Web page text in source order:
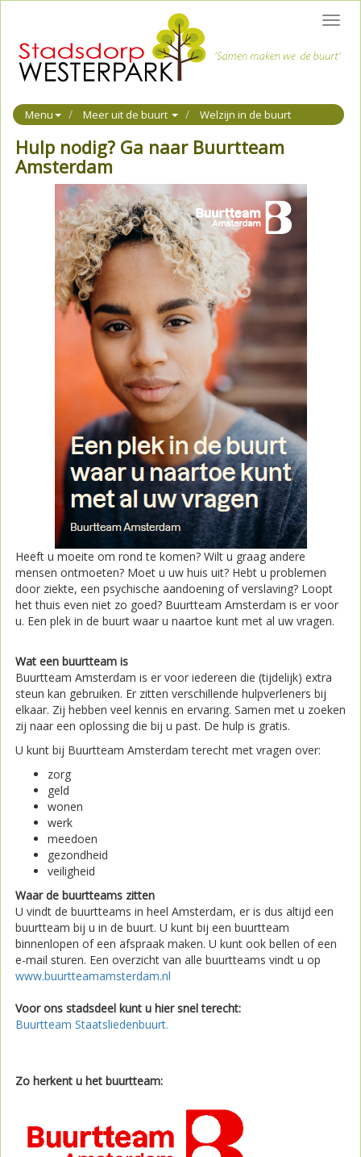
Menu Meer uit de buurt Welzijn in de buurt
Hulp nodig? Ga naar Buurtteam
Amsterdam
Heeft u moeite om rond te komen? Wilt u graag andere
mensen ontmoeten? Moet u uw huis uit? Hebt u problemen
door ziekte, een psychische aandoening of verslaving? Loopt
het thuis even niet zo goed? Buurtteam Amsterdam is er voor
u. Een plek in de buurt waar u naartoe kunt met al uw vragen.
Wat een buurtteam is
Buurtteam Amsterdam is er voor iedereen die (tijdelijk) extra
steun kan gebruiken. Er zitten verschillende hulpverleners bij
elkaar. Zij hebben veel kennis en ervaring. Samen met u zoeken
zij naar een oplossing die bij u past. De hulp is gratis.
U kunt bij Buurtteam Amsterdam terecht met vragen over:
zorg
geld
wonen
werk
meedoen
gezondheid
veiligheid
Waar de buurtteams zitten
U vindt de buurtteams in heel Amsterdam, er is dus altijd een
buurtteam bij u in de buurt. U kunt bij een buurtteam
binnenlopen of een afspraak maken. U kunt ook bellen of een
e-mail sturen. Een overzicht van alle buurtteams vindt u op
www.buurtteamamsterdam.nl
Voor ons stadsdeel kunt u hier snel terecht:
Buurtteam Staatsliedenbuurt.
Zo herkent u het buurtteam: